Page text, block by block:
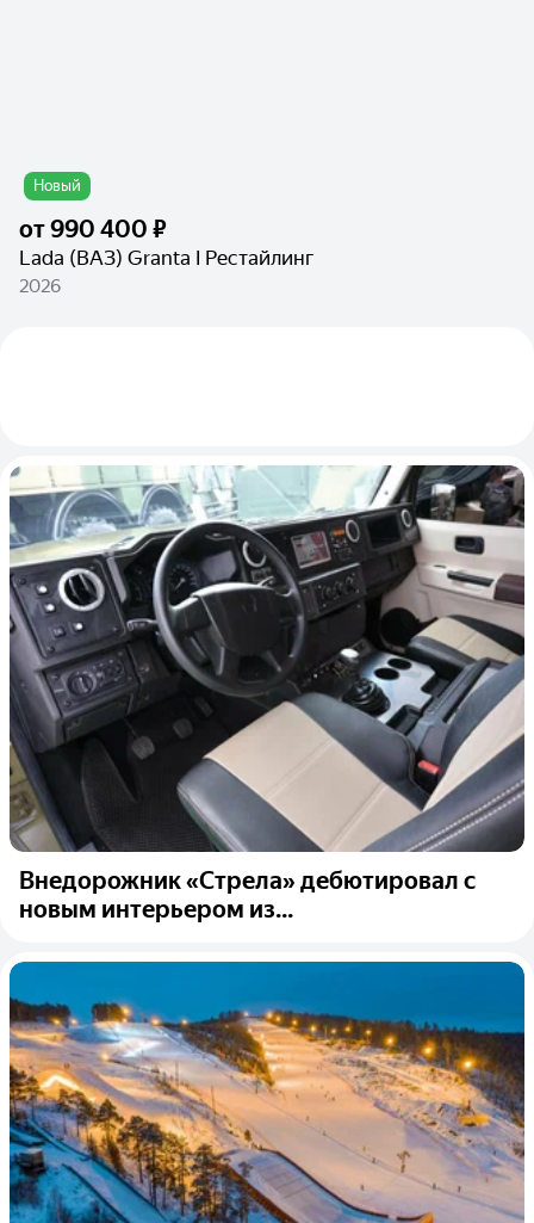
Новый
от990 400 ₽
Lada (ВАЗ) Granta I Рестайлинг
2026
Внедорожник «Стрела» дебютировал с
новым интерьером из...